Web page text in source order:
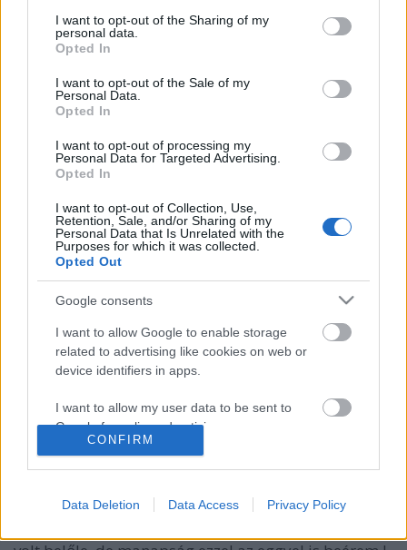
not limited to your visit or usage behaviour. You may click to
grant or deny consent to Google and its third-party tags to
use your data for below specified purposes in below Google
consent section.
I want to opt-out of the Sharing of my
personal data.
Opted In
I want to opt-out of the Sale of my
Personal Data.
Opted In
I want to opt-out of processing my
Personal Data for Targeted Advertising.
Opted In
I want to opt-out of Collection, Use,
Retention, Sale, and/or Sharing of my
Personal Data that Is Unrelated with the
Purposes for which it was collected.
Opted Out
Google consents
I want to allow Google to enable storage
related to advertising like cookies on web or
device identifiers in apps.
I want to allow my user data to be sent to
Google for online advertising purposes.
related to analytics like cookies on web or
CONFIRM
Data Deletion Data Access Privacy Policy
A Lego versenyautó sajátja, hogy irdatlan
gyorsulásra (instant hangsebességre) és lassulásra
(pillanatstopra) képes, közben akár derékszögben is
kanyarodik, viszont az egyszerre befutható távot hol
a gyerek karnyújtása, hol a kerekek - általában igen
mérsékelt - gördülési…
Végigjátszás: 6604 Formula 1 Racer
2011. március 31.
Volt idő (mármint a mai világ előtt is), amikor a
leszúrt orrú, magas farú, ék alakú autók voltak
divatban. Volt, akinek bitang jól állt, meg volt, akinek
nem. Például neki sem:I. AlapadatokNeve: Formula 1
Racer (forma1-es versenyautó)Száma: 6604Téma:
TownAltéma: RacingKiadás…
Végigjátszás: 6503 Sprint Racer
2011. március 31.
a Shell színsémának köszönhetően az egyik